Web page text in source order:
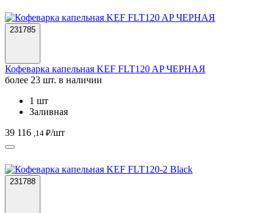
231785
Кофеварка капельная KEF FLT120 AP ЧЕРНАЯ
более 23 шт. в наличии
1 шт
Заливная
39 116 ,14 ₽/шт
231788